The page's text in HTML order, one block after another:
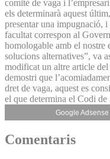
comitè de vaga i
els determinarà aquest
presentar una impugnació,
facultat correspon al
homologable amb el nostre
solucions alternatives”, va
modificat un altre article
demostri que
dret de vaga, aquest es
el que determina el Codi de
Google
Comentaris